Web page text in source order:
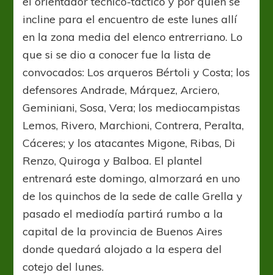
incline para el encuentro de este lunes allí
en la zona media del elenco entrerriano. Lo
que si se dio a conocer fue la lista de
convocados: Los arqueros Bértoli y Costa; los
defensores Andrade, Márquez, Arciero,
Geminiani, Sosa, Vera; los mediocampistas
Lemos, Rivero, Marchioni, Contrera, Peralta,
Cáceres; y los atacantes Migone, Ribas, Di
Renzo, Quiroga y Balboa. El plantel
entrenará este domingo, almorzará en uno
de los quinchos de la sede de calle Grella y
pasado el mediodía partirá rumbo a la
capital de la provincia de Buenos Aires
donde quedará alojado a la espera del
cotejo del lunes.